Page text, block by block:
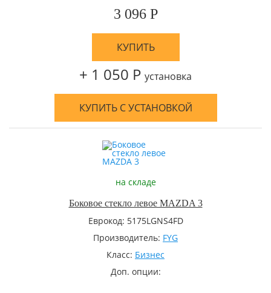
3 096 Р
КУПИТЬ
+ 1 050 Р установка
КУПИТЬ С УСТАНОВКОЙ
на складе
Боковое стекло левое MAZDA 3
Еврокод: 5175LGNS4FD
Производитель: FYG
Класс: Бизнес
Доп. опции: